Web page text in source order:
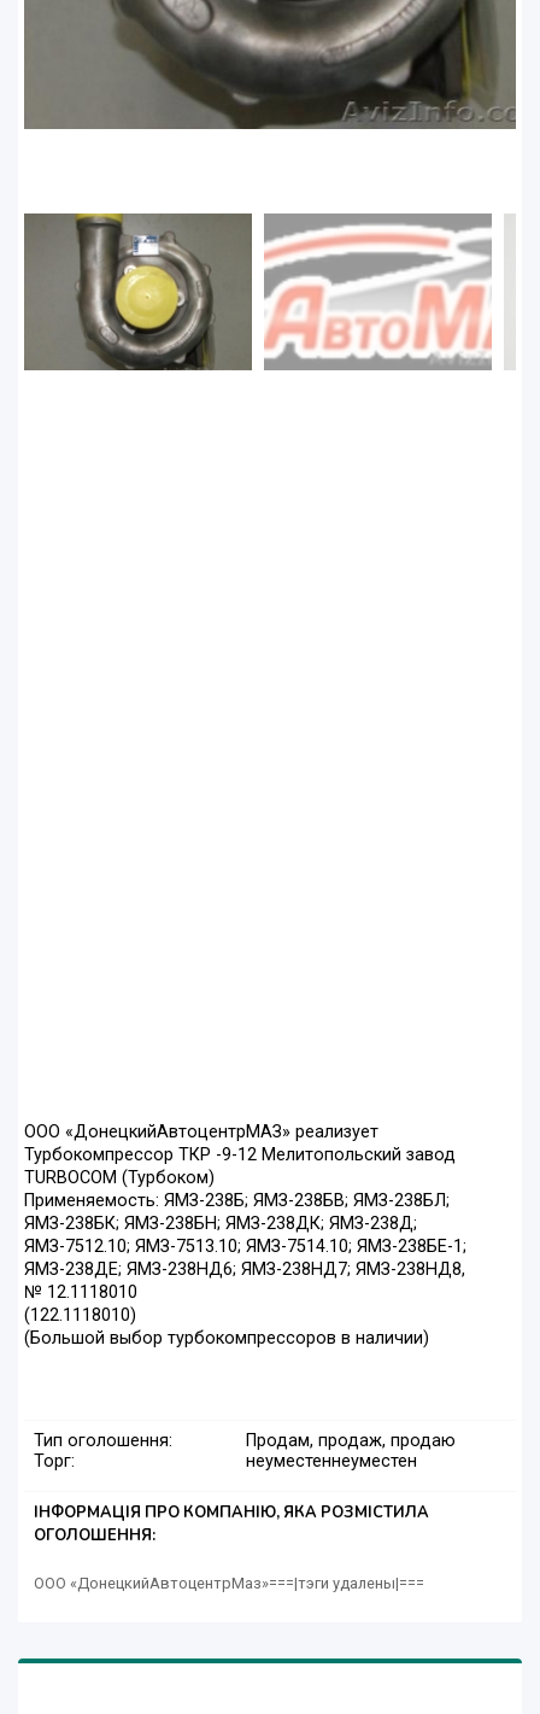
ООО «ДонецкийАвтоцентрМАЗ» реализует
Турбокомпрессор ТКР -9-12 Мелитопольский завод
TURBOCOM (Турбоком)
Применяемость: ЯМЗ-238Б; ЯМЗ-238БВ; ЯМЗ-238БЛ;
ЯМЗ-238БК; ЯМЗ-238БН; ЯМЗ-238ДК; ЯМЗ-238Д;
ЯМЗ-7512.10; ЯМЗ-7513.10; ЯМЗ-7514.10; ЯМЗ-238БЕ-1;
ЯМЗ-238ДЕ; ЯМЗ-238НД6; ЯМЗ-238НД7; ЯМЗ-238НД8,
№ 12.1118010
(122.1118010)
(Большой выбор турбокомпрессоров в наличии)
Тип оголошення:
Продам, продаж, продаю
Торг:
неуместеннеуместен
ІНФОРМАЦІЯ ПРО КОМПАНІЮ, ЯКА РОЗМІСТИЛА
ОГОЛОШЕННЯ:
ООО «ДонецкийАвтоцентрМаз»===|тэги удалены|===